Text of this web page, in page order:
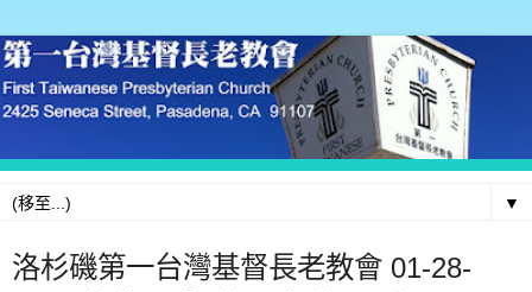
▼
洛杉磯第一台灣基督長老教會 01-28-